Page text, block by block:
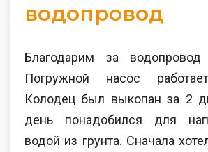
водопровод
Благодарим за
Погружной насос
Колодец был выкопан за 2
день понадобился для
водой из грунта. Сначала